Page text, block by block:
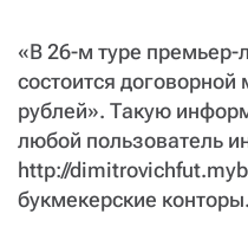
«В 26-м туре
состоится договорной
рублей». Такую
любой пользователь
http://
букмекерские